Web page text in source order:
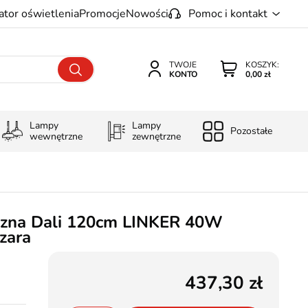
oświetleniaPromocjeNowości Pomoc i kontakt
KOSZYK:
0,00 zł
TWOJE
KONTO
Lampy
wewnętrzne
Lampy
zewnętrzne
Pozostałe
Dali 120cm LINKER 40W
437,30